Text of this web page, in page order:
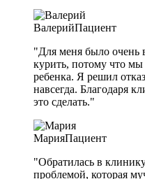
ВалерийПациент
"Для меня было очень
курить, потому что
ребенка. Я решил
навсегда. Благодаря
это сделать."
МарияПациент
"Обратилась в
проблемой, которая